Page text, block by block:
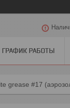
ГРАФИК РАБОТЫ
grease #17